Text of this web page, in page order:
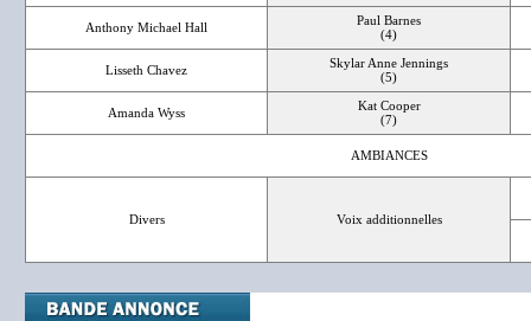
Anthony Michael Hall
Paul Barnes
(4)
Lisseth Chavez
Skylar Anne Jennings
(5)
Amanda Wyss
Kat Cooper
(7)
AMBIANCES
Divers Voix additionnelles